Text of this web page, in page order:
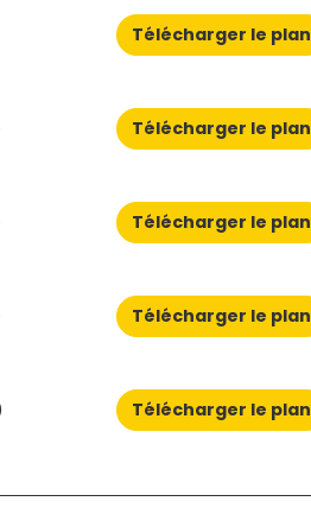
Télécharger le plan
Télécharger le plan
Télécharger le plan
Télécharger le plan
Télécharger le plan